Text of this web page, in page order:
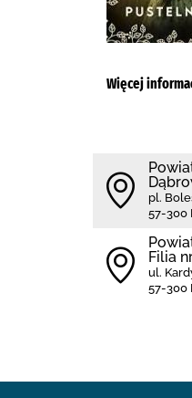
Więcej
pl.
57-300
Filia
ul.
57-300